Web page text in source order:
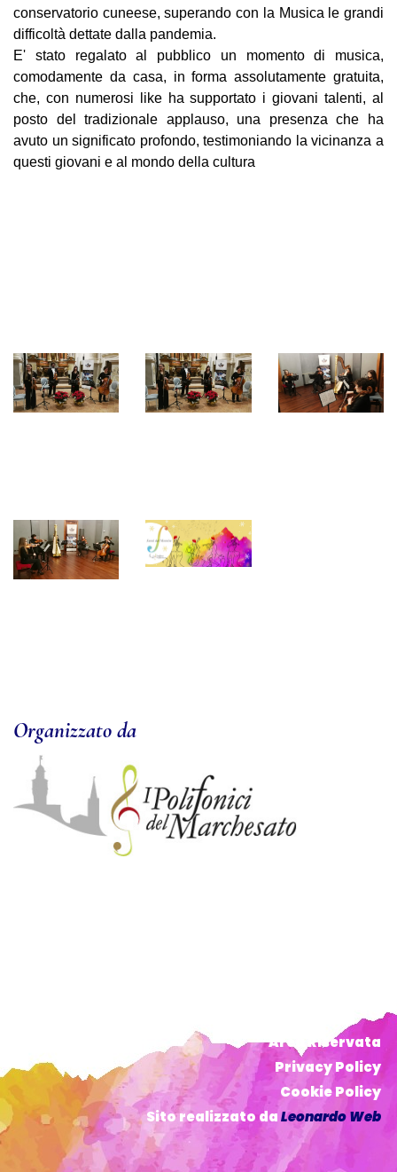
conservatorio cuneese, superando con la Musica le grandi
difficoltà dettate dalla pandemia.
E' stato regalato al pubblico un momento di musica,
comodamente da casa, in forma assolutamente gratuita,
che, con numerosi like ha supportato i giovani talenti, al
posto del tradizionale applauso, una presenza che ha
avuto un significato profondo, testimoniando la vicinanza a
questi giovani e al mondo della cultura
Organizzato da
Area Riservata
Privacy Policy
Cookie Policy
Sito realizzato daLeonardo Web